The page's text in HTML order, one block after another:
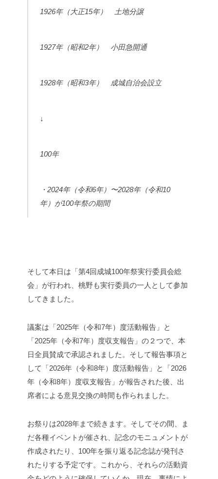
1926年（大正15年） 土地分譲
1927年（昭和2年） 小田急開通
1928年（昭和3年） 成城自治会設立
↓
100年
・2024年（令和6年）〜2028年（令和10
年）が100年祭の期間
そして本日は「第4回成城100年祭実行委員会総
会」が行われ、桃野も実行委員の一人として参加
してきました。
議案は「2025年（令和7年）度活動報告」と
「2025年（令和7年）度収支報告」の２つで、本
日全員賛成で承認されました。そして報告事項と
して「2026年（令和8年）度活動報告」と「2026
年（令和8年）度収支報告」が報告された後、出
席者による意見交換の時間も作られました。
お祭りは2028年まで続きます。そしてその間、ま
だ各種イベントが催され、記念のモニュメントが
作成されたり、100年を振り返る記念誌が発刊さ
れたりする予定です。これから、それらの活動資